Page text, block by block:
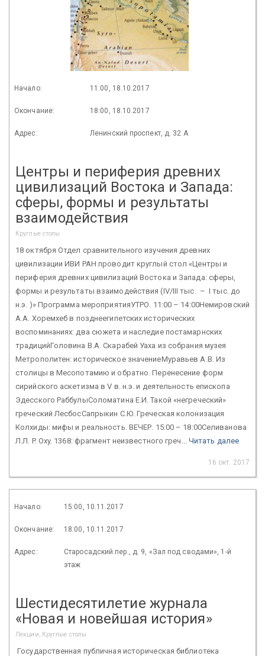
Начало: 11:00, 18.10.2017
Окончание: 18:00, 18.10.2017
Адрес: Ленинский проспект, д. 32 А
Центры и периферия древних
цивилизаций Востока и Запада:
сферы, формы и результаты
взаимодействия
Круглые столы
18 октября Отдел сравнительного изучения древних
цивилизации ИВИ РАН проводит круглый стол «Центры и
периферия древних цивилизаций Востока и Запада: сферы,
формы и результаты взаимодействия (IV/III тыс. – I тыс. до
н.э. )» Программа мероприятияУТРО. 11:00 – 14:00Немировский
А.А. Хоремхеб в позднеегипетских исторических
воспоминаниях: два сюжета и наследие постамарнских
традицийГоловина В.А. Скарабей Уаха из собрания музея
Метрополитен: историческое значениеМуравьев А.В. Из
столицы в Месопотамию и обратно. Перенесение форм
сирийского аскетизма в V в. н.э. и деятельность епископа
Эдесского РаббулыСоломатина Е.И. Такой «негреческий»
греческий ЛесбосСапрыкин С.Ю. Греческая колонизация
Колхиды: мифы и реальность. ВЕЧЕР. 15:00 – 18:00Селиванова
Л.Л. P. Oxy. 1368: фрагмент неизвестного греч... Читать далее
16 окт. 2017
Начало: 15:00, 10.11.2017
Окончание: 18:00, 10.11.2017
Адрес:
Старосадский пер., д. 9, «Зал под сводами», 1-й
этаж
Шестидесятилетие журнала
«Новая и новейшая история»
Лекции, Круглые столы
Государственная публичная историческая библиотека